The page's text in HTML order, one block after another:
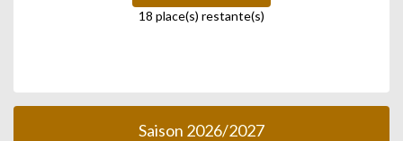
18 place(s) restante(s)
Saison 2026/2027